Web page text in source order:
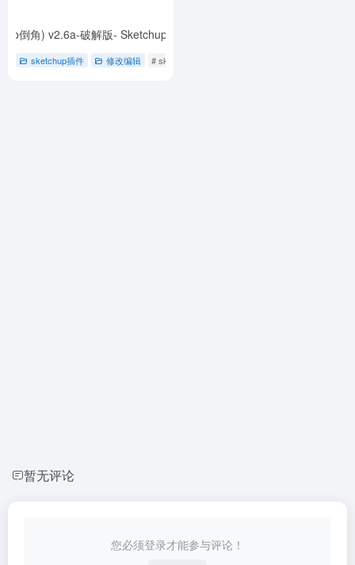
倒角) v2.6a-破解版- Sketchup插件免费下载
sketchup插件 修改编辑 # sketchup插件
暂无评论
您必须登录才能参与评论！